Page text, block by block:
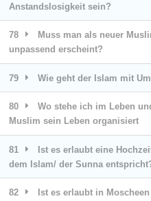
Anstandslosigkeit sein?
78
Muss man als neuer
unpassend erscheint?
79 Wie geht der Islam mit
80
Wo stehe ich im Leben
Muslim sein Leben organisiert
81
Ist es erlaubt eine
dem Islam/ der Sunna
82
Ist es erlaubt in